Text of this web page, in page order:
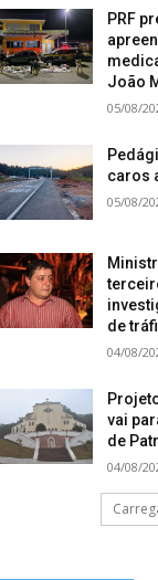
PRF
João
05/08/
caros
05/08/
de
04/08/
vai
de
04/08/